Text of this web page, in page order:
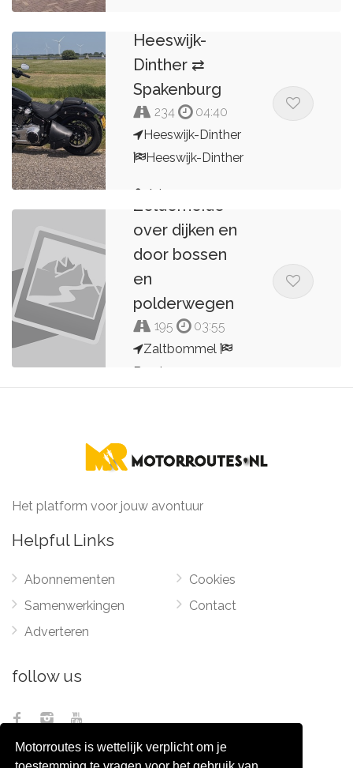
Motorroutes is wettelijk verplicht om je
Heeswijk-
Dinther ⇄
Spakenburg
234
04:40
Heeswijk-Dinther
Heeswijk-Dinther
Arjo
Zaltbommel
Zelderheide
over dijken en
door bossen
en
polderwegen
195
03:55
Zaltbommel
Bruchem
Het platform voor jouw avontuur
Helpful Links
Abonnementen
Samenwerkingen
Adverteren
Cookies
Contact
follow us